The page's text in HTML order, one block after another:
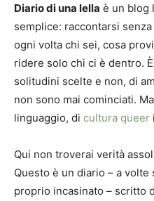
Diario di una lella è un blog
semplice: raccontarsi
ogni volta chi sei, cosa
ridere solo chi ci è dentro.
solitudini scelte e non, di
non sono mai cominciati.
linguaggio, di cultura queer
Qui non troverai verità
Questo è un diario – a
proprio incasinato – scritto